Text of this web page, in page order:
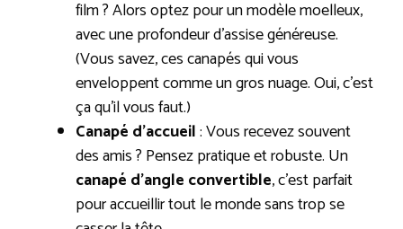
film ? Alors optez pour un modèle moelleux,
avec une profondeur d’assise généreuse.
(Vous savez, ces canapés qui vous
enveloppent comme un gros nuage. Oui, c’est
ça qu’il vous faut.)
Canapé d’accueil: Vous recevez souvent
des amis ? Pensez pratique et robuste. Un
canapé d’angle convertible, c’est parfait
pour accueillir tout le monde sans trop se